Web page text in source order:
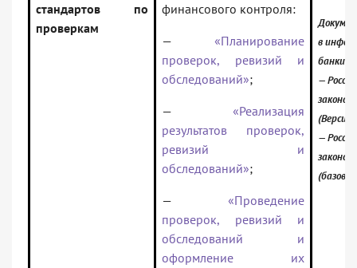
стандартов по
проверкам
финансового контроля:
— «Планирование
проверок, ревизий и
обследований»;
— «Реализация
результатов проверок,
ревизий и
обследований»;
— «Проведение
проверок, ревизий и
обследований и
оформление их
в
банки:
—
(Версия
—